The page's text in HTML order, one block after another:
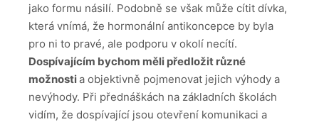
jako formu násilí. Podobně se však může cítit dívka,
která vnímá, že hormonální antikoncepce by byla
pro ni to pravé, ale podporu v okolí necítí.
Dospívajícím bychom měli předložit různé
možnostia objektivně pojmenovat jejich výhody a
nevýhody. Při přednáškách na základních školách
vidím, že dospívající jsou otevření komunikaci a